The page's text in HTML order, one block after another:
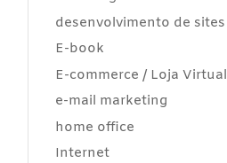
desenvolvimento de sites
E-book
E-commerce / Loja Virtual
e-mail marketing
home office
Internet